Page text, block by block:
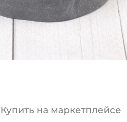
Купить на маркетплейсе